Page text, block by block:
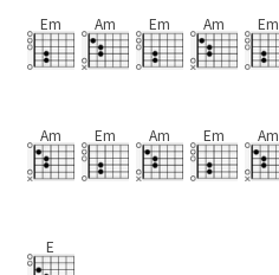
Em Am Em Am Em
Am Em Am Em Am
E